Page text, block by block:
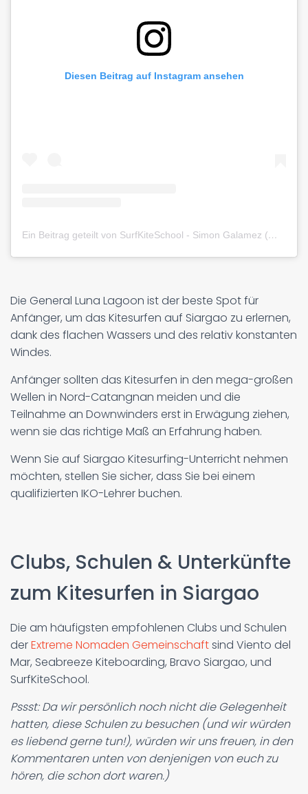
Diesen Beitrag auf Instagram ansehen
Ein Beitrag geteilt von SurfKiteSchool - Simon Galamez (@siargaokite)
Die General Luna Lagoon ist der beste Spot für
Anfänger, um das Kitesurfen auf Siargao zu erlernen,
dank des flachen Wassers und des relativ konstanten
Windes.
Anfänger sollten das Kitesurfen in den mega-großen
Wellen in Nord-Catangnan meiden und die
Teilnahme an Downwinders erst in Erwägung ziehen,
wenn sie das richtige Maß an Erfahrung haben.
Wenn Sie auf Siargao Kitesurfing-Unterricht nehmen
möchten, stellen Sie sicher, dass Sie bei einem
qualifizierten IKO-Lehrer buchen.
Clubs, Schulen & Unterkünfte
zum Kitesurfen in Siargao
Die am häufigsten empfohlenen Clubs und Schulen
derExtreme Nomaden Gemeinschaftsind Viento del
Mar, Seabreeze Kiteboarding, Bravo Siargao, und
SurfKiteSchool.
Pssst: Da wir persönlich noch nicht die Gelegenheit
hatten, diese Schulen zu besuchen (und wir würden
es liebend gerne tun!), würden wir uns freuen, in den
Kommentaren unten von denjenigen von euch zu
hören, die schon dort waren.)